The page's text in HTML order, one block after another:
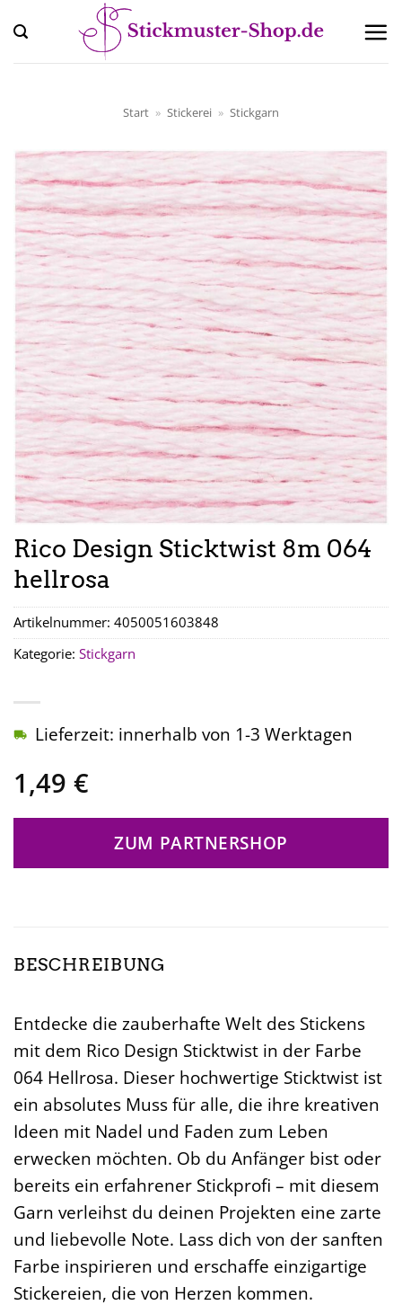
Inhalt
springen
Start » Stickerei » Stickgarn
Rico Design Sticktwist 8m 064
hellrosa
1,49 €
Lieferzeit: innerhalb von 1-3 Werktagen
ZUM PARTNERSHOP
Artikelnummer: 4050051603848
Kategorie: Stickgarn
BESCHREIBUNG
Entdecke die zauberhafte Welt des Stickens
mit dem Rico Design Sticktwist in der Farbe
064 Hellrosa. Dieser hochwertige Sticktwist ist
ein absolutes Muss für alle, die ihre kreativen
Ideen mit Nadel und Faden zum Leben
erwecken möchten. Ob du Anfänger bist oder
bereits ein erfahrener Stickprofi – mit diesem
Garn verleihst du deinen Projekten eine zarte
und liebevolle Note. Lass dich von der sanften
Farbe inspirieren und erschaffe einzigartige
Stickereien, die von Herzen kommen.